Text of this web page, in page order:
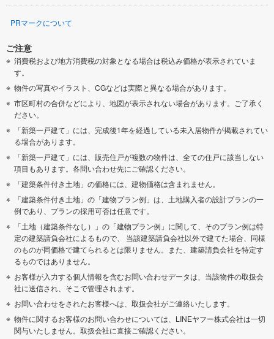
PRマークについて
ご注意
消費税および地方消費税の対象となる場合は税込み価格が表示されていま
す。
物件の写真やイラスト、CGなどは実際と異なる場合があります。
市区町村の合併などにより、地図が表示されない場合があります。ご了承く
ださい。
「新築一戸建て」には、完成後1年を経過している未入居物件が掲載されてい
る場合があります。
「新築一戸建て」には、販売住戸が複数の物件は、全ての住戸に該当しない
項目もあります。各問い合わせ先にご確認ください。
「建築条件付き土地」の価格には、建物価格は含まれません。
「建築条件付き土地」の「建物プラン例」は、土地購入者の設計プランの一
例であり、プランの採用可否は任意です。
「土地（建築条件なし）」の「建物プラン例」に関して、そのプラン例は特
定の建築請負会社によるもので、 当該建築請負会社以外で建てた場合、同様
のものが同価格で建てられるとは限りません。また、建築請負会社を特定す
るものではありません。
お客様が入力する個人情報を含むお問い合わせデータは、当該物件の取扱会
社に送信され、そこで管理されます。
お問い合わせをされたお客様へは、取扱会社がご連絡いたします。
物件に関するお客様のお問い合わせについては、LINEヤフー株式会社は一切
関与いたしません。取扱会社に直接ご確認ください。